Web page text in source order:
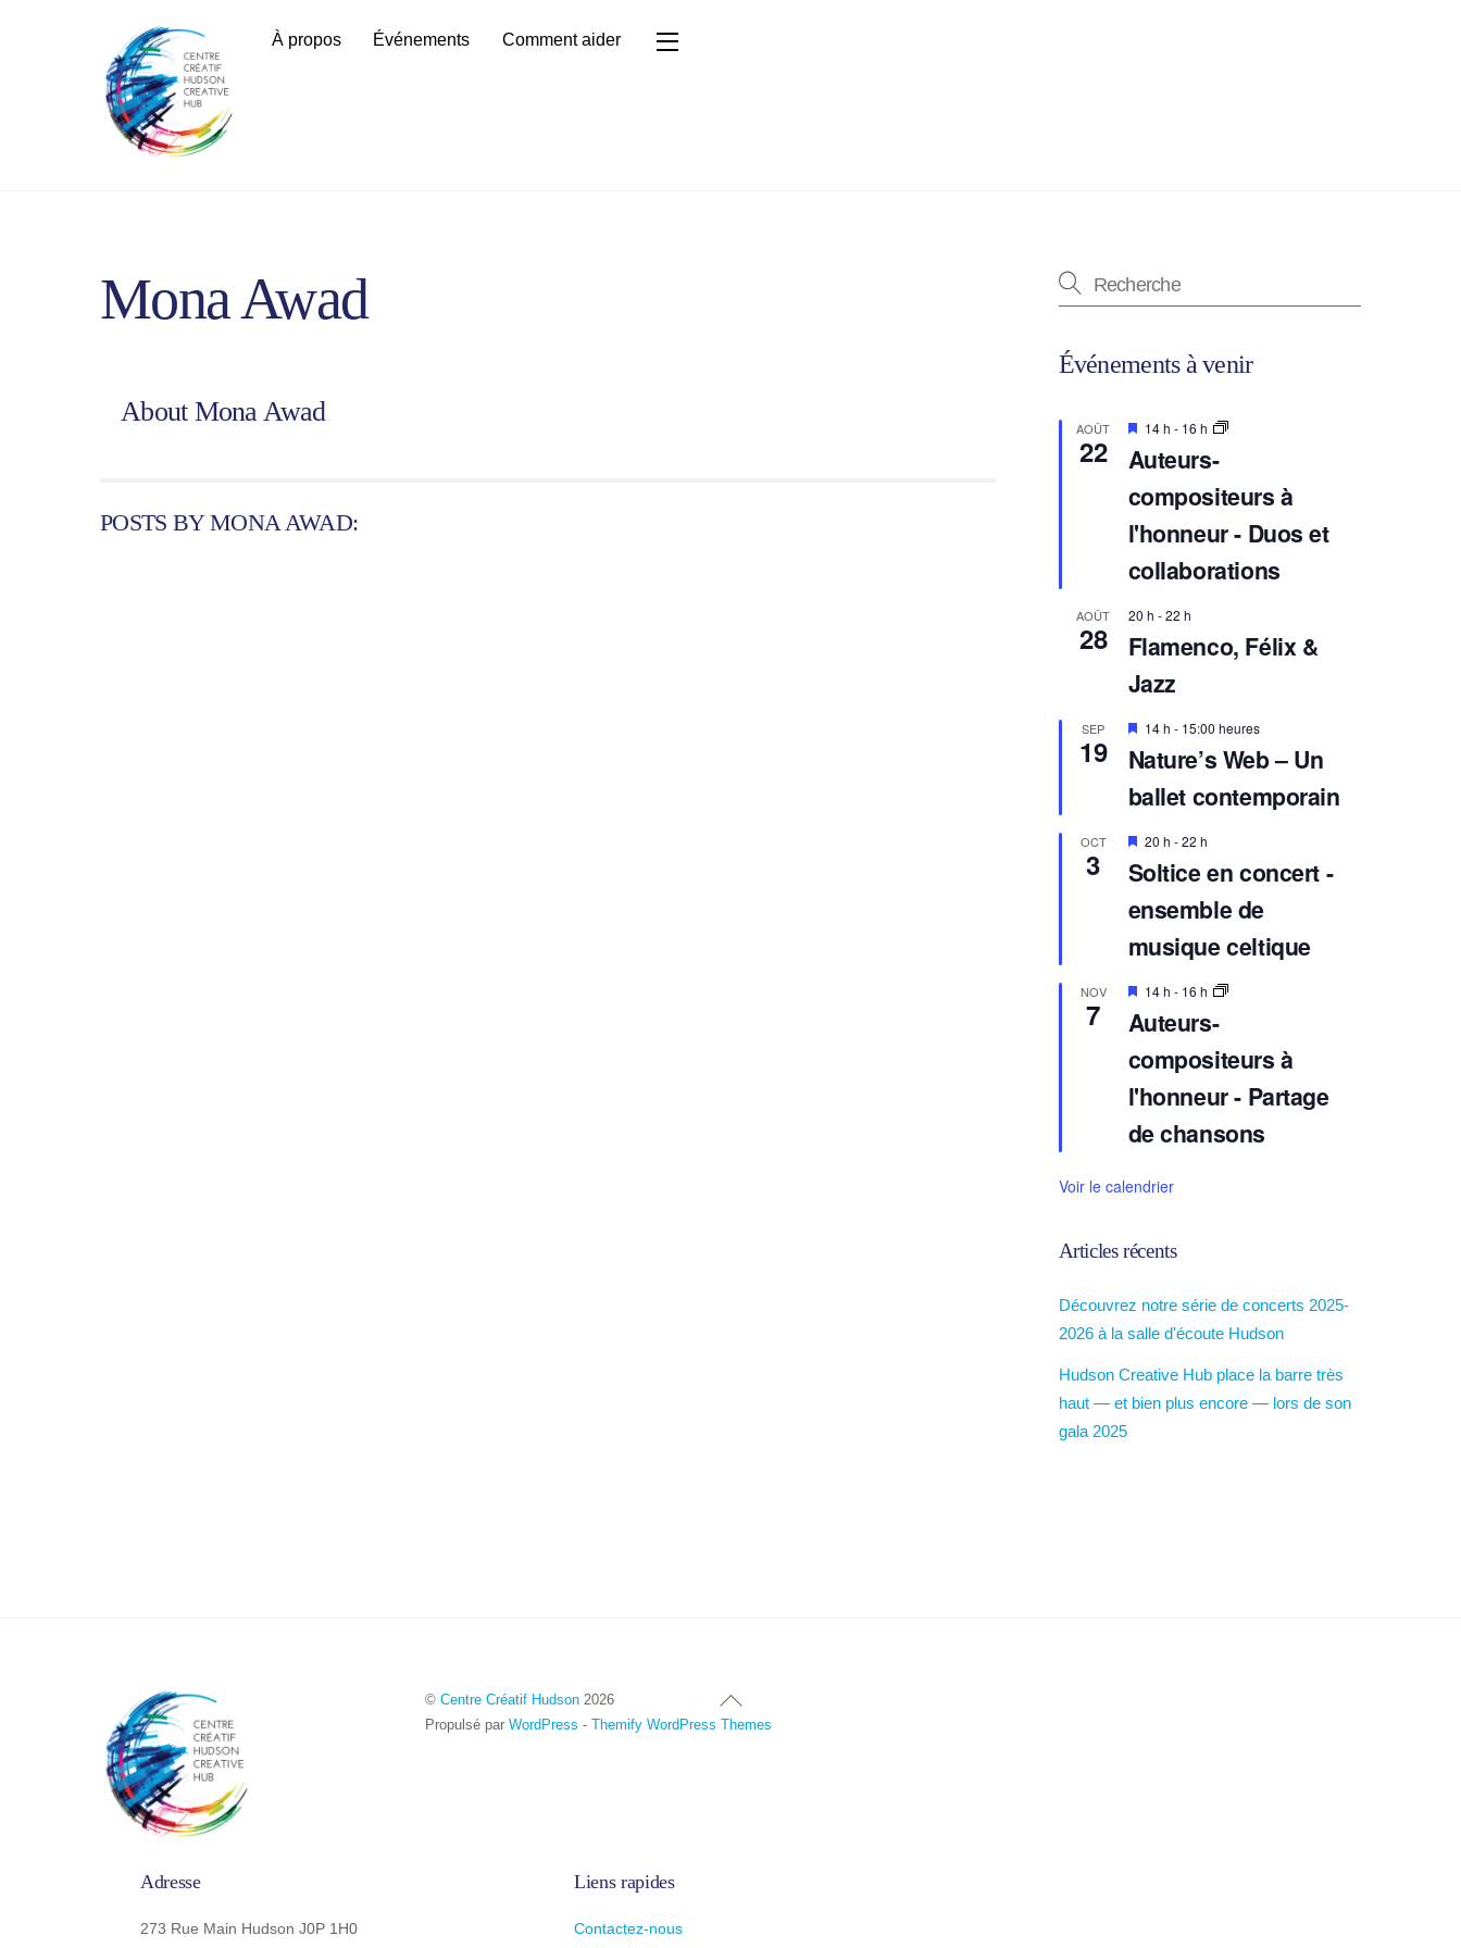
À propos Événements Comment aider Widgets
Mona Awad
About Mona Awad
POSTS BY MONA AWAD:
Événements à venir
AOÛT
22
E
v
d
t
t
e
14 h - 16 h
Auteurs-
compositeurs à
l'honneur - Duos et
collaborations
AOÛT
28
20 h -22 h
Flamenco, Félix &
Jazz
SEP
19
E
v
d
t
e
14 h - 15:00 heures
Nature’s Web – Un
ballet contemporain
OCT
3
E
v
d
t
t
20 h -22 h
Soltice en concert -
ensemble de
musique celtique
NOV
7
E
v
d
t
t
e
14 h - 16 h
Auteurs-
compositeurs à
l'honneur - Partage
de chansons
Voir le calendrier
Articles récents
Découvrez notre série de concerts 2025-
2026 à la salle d'écoute Hudson
Hudson Creative Hub place la barre très
haut — et bien plus encore — lors de son
gala 2025
Haut
de
©Centre Créatif Hudson 2026
Propulsé parWordPress -Themify WordPress Themes
Adresse
273 Rue Main Hudson J0P 1H0
Liens rapides
Contactez-nous